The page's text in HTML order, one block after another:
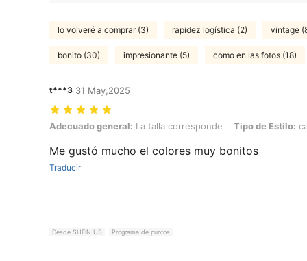
lo volveré a comprar (3) rapidez logística (2) vintage
bonito (30) impresionante (5) como en las fotos (18)
t***3 31 May,2025
Adecuado general: La talla corresponde, Tipo de Estilo: cabeza de
Adecuado general: La talla corresponde Tipo de Estilo:
Me gustó mucho el colores muy bonitos
Traducir
Desde SHEIN US Programa de puntos